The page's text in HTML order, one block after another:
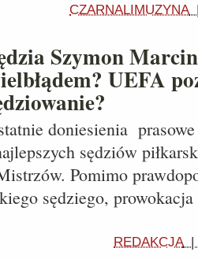
CZARNALIMUZYNA
Szymon
UEFA
doniesienia
sędziów
Pomimo
sędziego,
REDAKCJA